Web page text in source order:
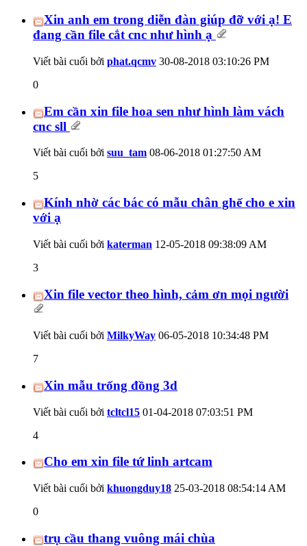
Xin anh em trong diễn đàn giúp đỡ với ạ! E
đang cần file cắt cnc như hình ạ
Viết bài cuối bởi phat.qcmv 30-08-2018 03:10:26 PM
0
Em cần xin file hoa sen như hình làm vách
cnc sll
Viết bài cuối bởi suu_tam 08-06-2018 01:27:50 AM
5
Kính nhờ các bác có mẫu chân ghế cho e xin
với ạ
Viết bài cuối bởi katerman 12-05-2018 09:38:09 AM
3
Xin file vector theo hình, cảm ơn mọi người
Viết bài cuối bởi MilkyWay 06-05-2018 10:34:48 PM
7
Xin mẫu trống đồng 3d
Viết bài cuối bởi tcltcl15 01-04-2018 07:03:51 PM
4
Cho em xin file tứ linh artcam
Viết bài cuối bởi khuongduy18 25-03-2018 08:54:14 AM
0
trụ cầu thang vuông mái chùa